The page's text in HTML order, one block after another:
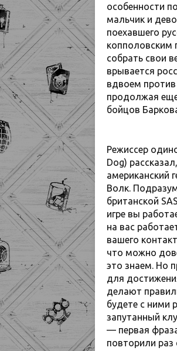
особенности
мальчик и
поехавшего
копполовским
собрать свои
врывается
вдвоем против
продолжая
бойцов
Режиссер
Dog)
американский
Волк.
британской
игре вы
на вас
вашего
что можно
это знаем. Но
для
делают
будете с ними
запутанный
— первая
повторили раз